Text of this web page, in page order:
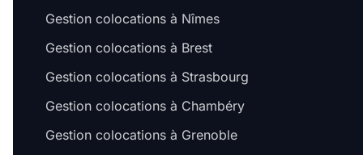
Gestion colocations à Nîmes
Gestion colocations à Brest
Gestion colocations à Strasbourg
Gestion colocations à Chambéry
Gestion colocations à Grenoble